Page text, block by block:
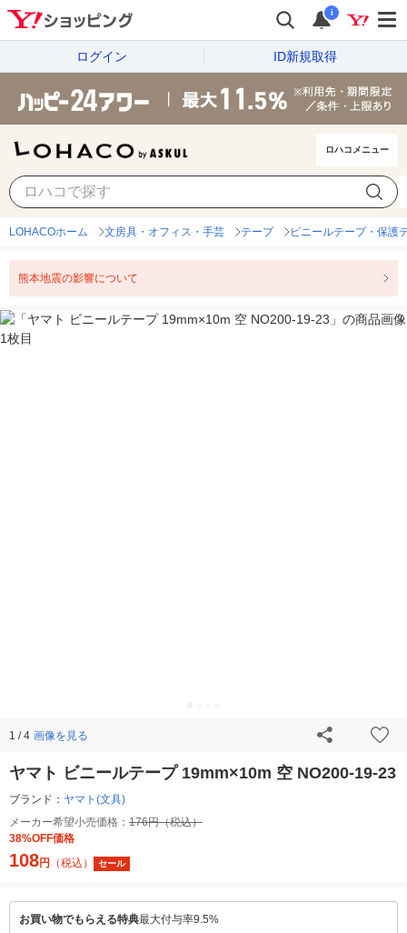
i
ログイン ID新規取得
ロハコメニュー
LOHACOホーム 文房具・オフィス・手芸 テープ ビニールテープ・保護
熊本地震の影響について
1 / 4 画像を見る
ヤマト ビニールテープ 19mm×10m 空 NO200-19-23
ブランド： ヤマト(文具)
メーカー希望小売価格： 176円（税込）
38%OFF価格
108円 （税込） セール
お買い物でもらえる特典最大付与率9.5%